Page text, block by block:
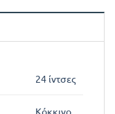
24 ίντσες
Κόκκινο